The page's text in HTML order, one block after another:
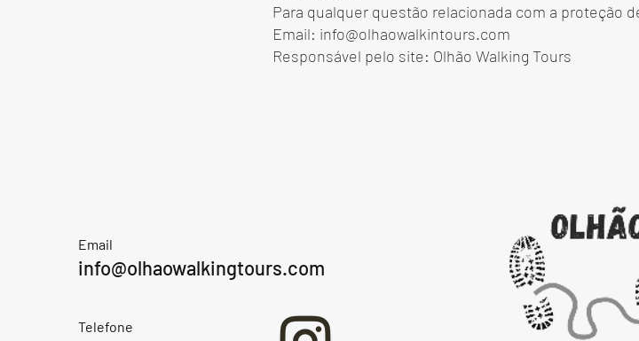
Para qualquer questão relacionada com a proteção
Email: info@olhaowalkintours.com
Responsável pelo site: Olhão Walking Tours
Email
info@olhaowalkingtours.com
Telefone